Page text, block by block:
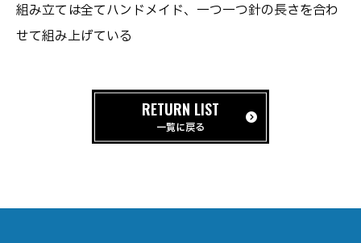
組み立ては全てハンドメイド、一つ一つ針の長さを合わ
せて組み上げている
RETURN LIST
一覧に戻る